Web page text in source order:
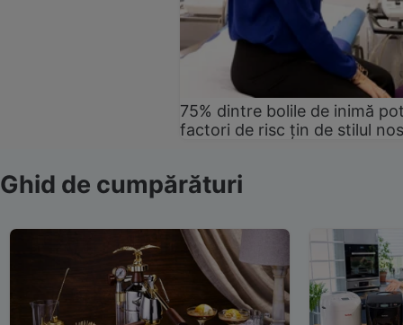
75% dintre bolile de inimă
factori de risc țin de stilul
Ghid de cumpărături